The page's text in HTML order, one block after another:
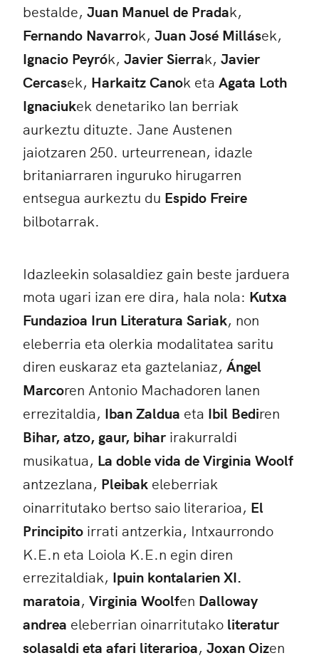
bestalde, Juan Manuel de Pradak,
Fernando Navarrok, Juan José Millásek,
Ignacio Peyrók, Javier Sierrak, Javier
Cercasek, Harkaitz Canok eta Agata Loth
Ignaciukek denetariko lan berriak
aurkeztu dituzte. Jane Austenen
jaiotzaren 250. urteurrenean, idazle
britaniarraren inguruko hirugarren
entsegua aurkeztu du Espido Freire
bilbotarrak.
Idazleekin solasaldiez gain beste jarduera
mota ugari izan ere dira, hala nola: Kutxa
Fundazioa Irun Literatura Sariak, non
eleberria eta olerkia modalitatea saritu
diren euskaraz eta gaztelaniaz, Ángel
Marcoren Antonio Machadoren lanen
errezitaldia, Iban Zaldua eta Ibil Bediren
Bihar, atzo, gaur, biharirakurraldi
musikatua, La doble vida de Virginia Woolf
antzezlana, Pleibak eleberriak
oinarritutako bertso saio literarioa, El
Principito irrati antzerkia, Intxaurrondo
K.E.n eta Loiola K.E.n egin diren
errezitaldiak, Ipuin kontalarien XI.
maratoia, Virginia Woolfen Dalloway
andrea eleberrian oinarritutako literatur
solasaldi eta afari literarioa, Joxan Oizen